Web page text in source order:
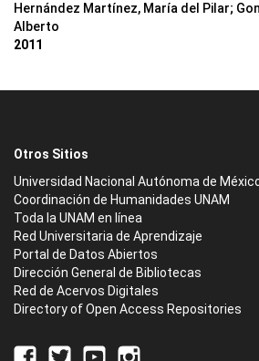
Hernández Martínez, María del Pilar;
Alberto
2011
Otros Sitios
Universidad Nacional Autónoma de
Coordinación de Humanidades UNAM
Toda la UNAM en línea
Red Universitaria de Aprendizaje
Portal de Datos Abiertos
Dirección General de Bibliotecas
Red de Acervos Digitales
Directory of Open Access Repositories